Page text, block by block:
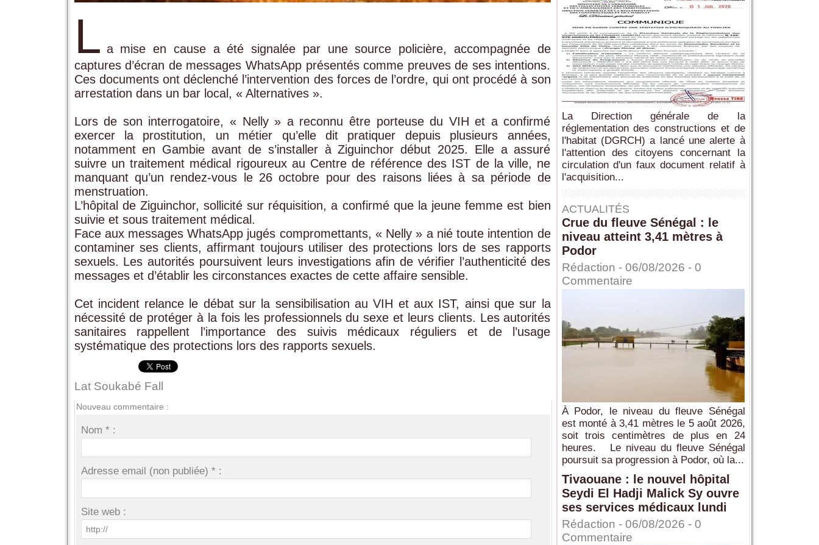
L a mise en cause a été signalée par une source policière, accompagnée de
captures d’écran de messages WhatsApp présentés comme preuves de ses intentions.
Ces documents ont déclenché l’intervention des forces de l’ordre, qui ont procédé à son
arrestation dans un bar local, « Alternatives ».
Lors de son interrogatoire, « Nelly » a reconnu être porteuse du VIH et a confirmé
exercer la prostitution, un métier qu’elle dit pratiquer depuis plusieurs années,
notamment en Gambie avant de s’installer à Ziguinchor début 2025. Elle a assuré
suivre un traitement médical rigoureux au Centre de référence des IST de la ville, ne
manquant qu’un rendez-vous le 26 octobre pour des raisons liées à sa période de
menstruation.
L’hôpital de Ziguinchor, sollicité sur réquisition, a confirmé que la jeune femme est bien
suivie et sous traitement médical.
Face aux messages WhatsApp jugés compromettants, « Nelly » a nié toute intention de
contaminer ses clients, affirmant toujours utiliser des protections lors de ses rapports
sexuels. Les autorités poursuivent leurs investigations afin de vérifier l’authenticité des
messages et d’établir les circonstances exactes de cette affaire sensible.
Cet incident relance le débat sur la sensibilisation au VIH et aux IST, ainsi que sur la
nécessité de protéger à la fois les professionnels du sexe et leurs clients. Les autorités
sanitaires rappellent l’importance des suivis médicaux réguliers et de l’usage
systématique des protections lors des rapports sexuels.
Lat Soukabé Fall
Nouveau commentaire :
Nom * :
Adresse email (non publiée) * :
Site web :
La Direction générale de la
réglementation des constructions et de
l'habitat (DGRCH) a lancé une alerte à
l'attention des citoyens concernant la
circulation d'un faux document relatif à
l'acquisition...
ACTUALITÉS
Crue du fleuve Sénégal : le
niveau atteint 3,41 mètres à
Podor
Rédaction - 06/08/2026 - 0
Commentaire
À Podor, le niveau du fleuve Sénégal
est monté à 3,41 mètres le 5 août 2026,
soit trois centimètres de plus en 24
heures. Le niveau du fleuve Sénégal
poursuit sa progression à Podor, où la...
Tivaouane : le nouvel hôpital
Seydi El Hadji Malick Sy ouvre
ses services médicaux lundi
Rédaction - 06/08/2026 - 0
Commentaire